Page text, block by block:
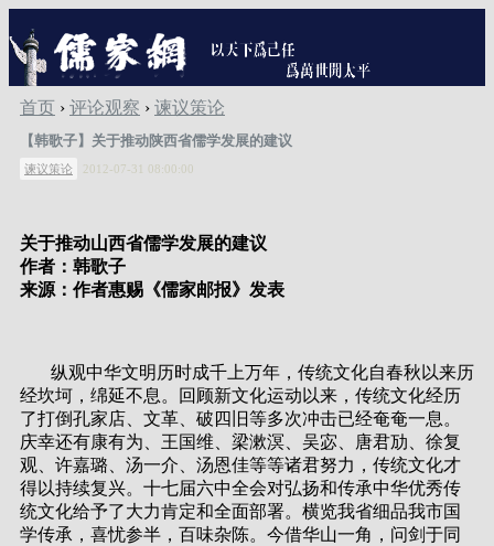
首页 › 评论观察 › 谏议策论
【韩歌子】关于推动陕西省儒学发展的建议
谏议策论 2012-07-31 08:00:00
关于推动山西省儒学发展的建议
作者：韩歌子
来源：作者惠赐《儒家邮报》发表
纵观中华文明历时成千上万年，传统文化自春秋以来历
经坎坷，绵延不息。回顾新文化运动以来，传统文化经历
了打倒孔家店、文革、破四旧等多次冲击已经奄奄一息。
庆幸还有康有为、王国维、梁漱溟、吴宓、唐君劢、徐复
观、许嘉璐、汤一介、汤恩佳等等诸君努力，传统文化才
得以持续复兴。十七届六中全会对弘扬和传承中华优秀传
统文化给予了大力肯定和全面部署。横览我省细品我市国
学传承，喜忧参半，百味杂陈。今借华山一角，问剑于同